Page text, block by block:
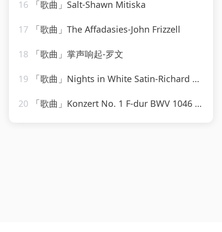
16 「歌曲」Salt-Shawn Mitiska
17 「歌曲」The Affadasies-John Frizzell
18 「歌曲」掌声响起-罗文
19 「歌曲」Nights in White Satin-Richard Clayderman
20 「歌曲」Konzert No. 1 F-dur BWV 1046 - Allegro-Karl Richter、The Munich Philharmonic Orchestra